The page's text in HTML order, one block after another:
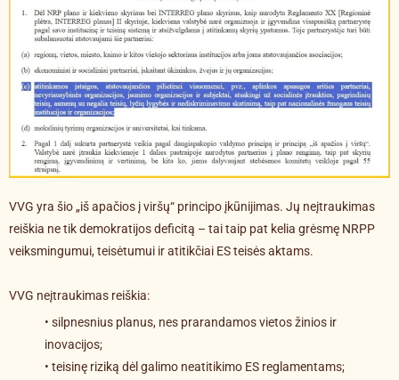
VVG yra šio „iš apačios į viršų“ principo įkūnijimas. Jų neįtraukimas
reiškia ne tik demokratijos deficitą – tai taip pat kelia grėsmę NRPP
veiksmingumui, teisėtumui ir atitikčiai ES teisės aktams.
VVG neįtraukimas reiškia:
• silpnesnius planus, nes prarandamos vietos žinios ir
inovacijos;
• teisinę riziką dėl galimo neatitikimo ES reglamentams;